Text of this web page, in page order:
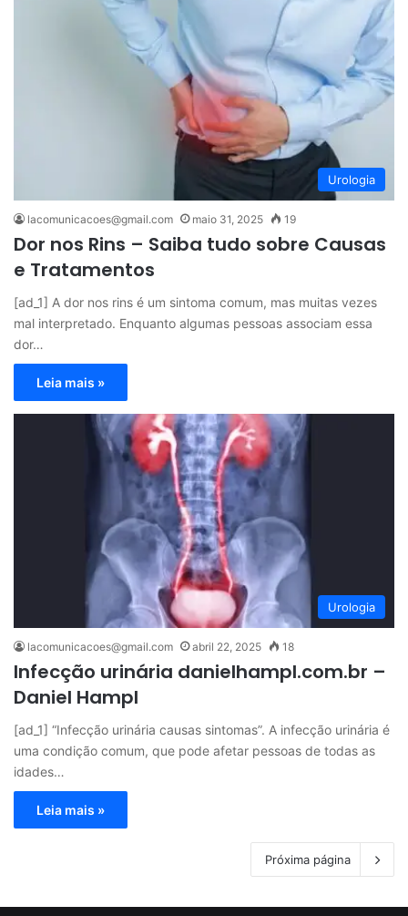
Urologia
lacomunicacoes@gmail.com maio 31, 2025 19
Dor nos Rins – Saiba tudo sobre Causas
e Tratamentos
[ad_1] A dor nos rins é um sintoma comum, mas muitas vezes
mal interpretado. Enquanto algumas pessoas associam essa
dor…
Leia mais »
Urologia
lacomunicacoes@gmail.com abril 22, 2025 18
Infecção urinária danielhampl.com.br –
Daniel Hampl
[ad_1] “Infecção urinária causas sintomas”. A infecção urinária é
uma condição comum, que pode afetar pessoas de todas as
idades…
Leia mais »
Próxima página